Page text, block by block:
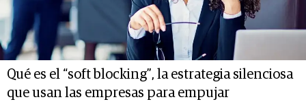
Qué es el “soft blocking”, la estrategia silenciosa
que usan las empresas para empujar